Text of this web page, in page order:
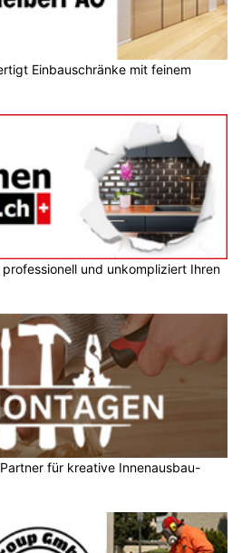
Einbauschränke mit feinem
und unkompliziert Ihren
für kreative Innenausbau-